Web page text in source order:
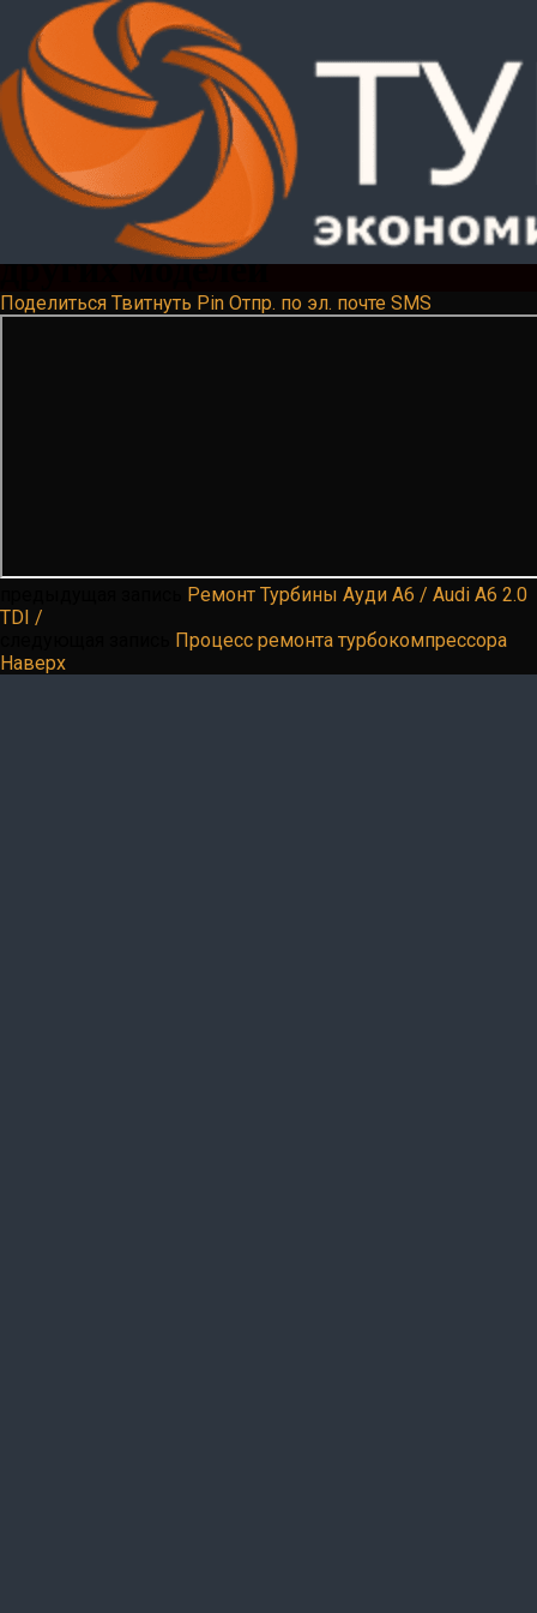
Ремонт турбины John Deere
8235R, 8245R, 8260R, 8270R,
8285R, 8295R, 8310R, 8320R и
других моделей
Поделиться Твитнуть Pin Отпр. по эл. почте SMS
Ремонт Турбины Ауди А6 / Audi A6 2.0
TDI /
Процесс ремонта турбокомпрессора
Наверх